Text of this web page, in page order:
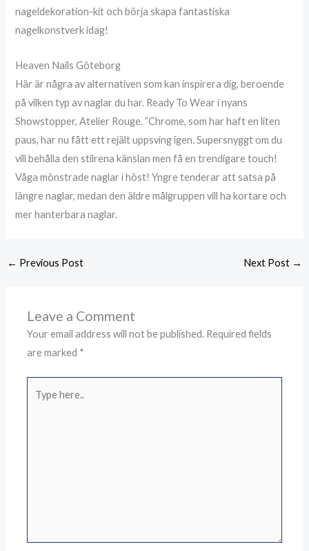
nageldekoration-kit och börja skapa fantastiska
nagelkonstverk idag!
Heaven Nails Göteborg
Här är några av alternativen som kan inspirera dig, beroende
på vilken typ av naglar du har. Ready To Wear i nyans
Showstopper, Atelier Rouge. ”Chrome, som har haft en liten
paus, har nu fått ett rejält uppsving igen. Supersnyggt om du
vill behålla den stilrena känslan men få en trendigare touch!
Våga mönstrade naglar i höst! Yngre tenderar att satsa på
längre naglar, medan den äldre målgruppen vill ha kortare och
mer hanterbara naglar.
← Previous Post Next Post →
Leave a Comment
Your email address will not be published. Required fields
are marked *
here..